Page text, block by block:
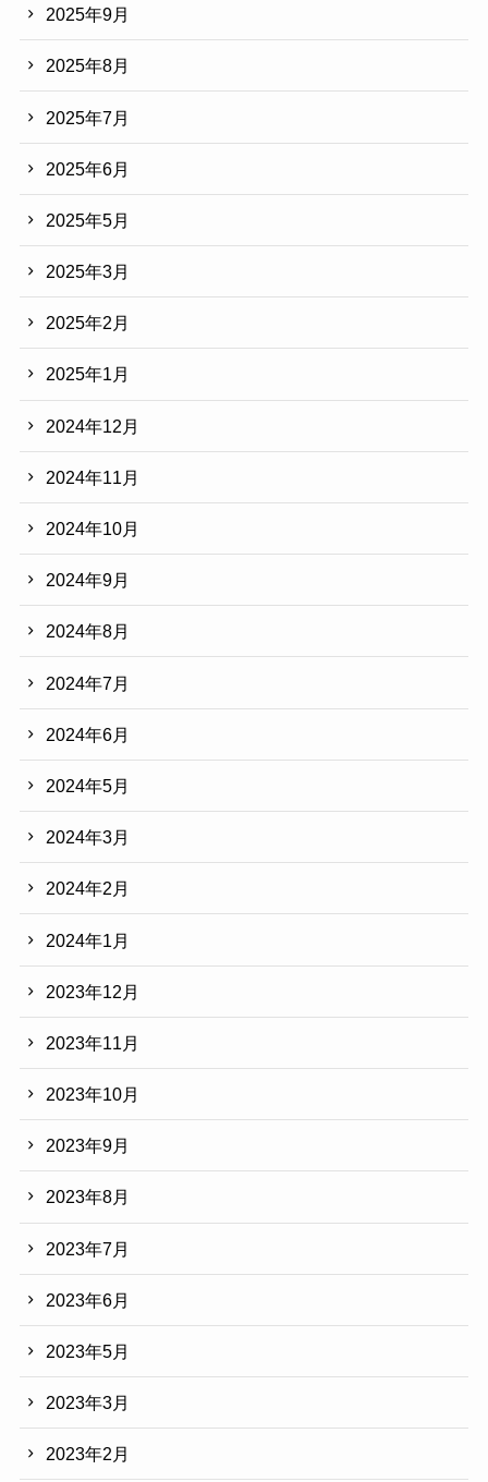
2025年9月
2025年8月
2025年7月
2025年6月
2025年5月
2025年3月
2025年2月
2025年1月
2024年12月
2024年11月
2024年10月
2024年9月
2024年8月
2024年7月
2024年6月
2024年5月
2024年3月
2024年2月
2024年1月
2023年12月
2023年11月
2023年10月
2023年9月
2023年8月
2023年7月
2023年6月
2023年5月
2023年3月
2023年2月